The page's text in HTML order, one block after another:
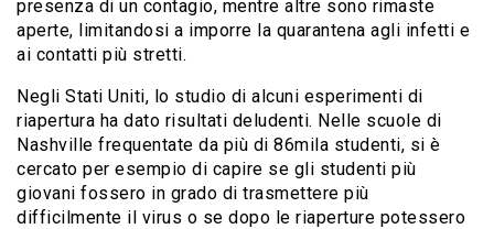
presenza di un contagio, mentre altre sono rimaste
aperte, limitandosi a imporre la quarantena agli infetti e
ai contatti più stretti.
Negli Stati Uniti, lo studio di alcuni esperimenti di
riapertura ha dato risultati deludenti. Nelle scuole di
Nashville frequentate da più di 86mila studenti, si è
cercato per esempio di capire se gli studenti più
giovani fossero in grado di trasmettere più
difficilmente il virus o se dopo le riaperture potessero